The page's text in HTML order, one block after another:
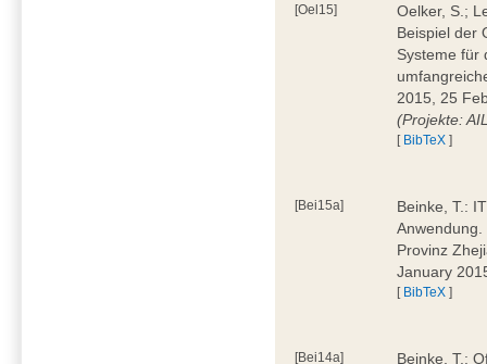
[Oel15]
Oelker, S.;
Beispiel der
Systeme für
2015, 25
(Projekte:
[ BibTeX ]
[Bei15a]
Beinke, T.:
Provinz
January
[ BibTeX ]
[Bei14a] Beinke, T.: